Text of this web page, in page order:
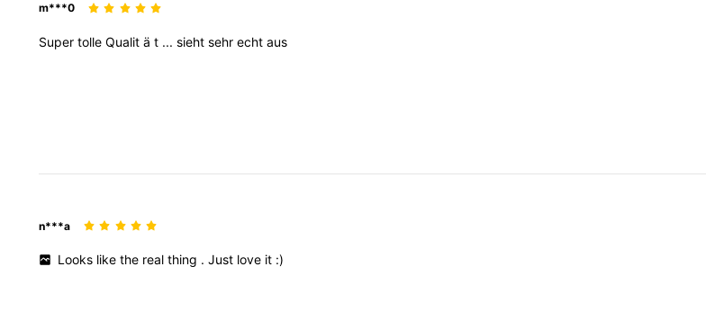
m***0
Super tolle Qualit ä t ... sieht sehr echt aus
n***a
Looks likethe realthing .Just love it :)